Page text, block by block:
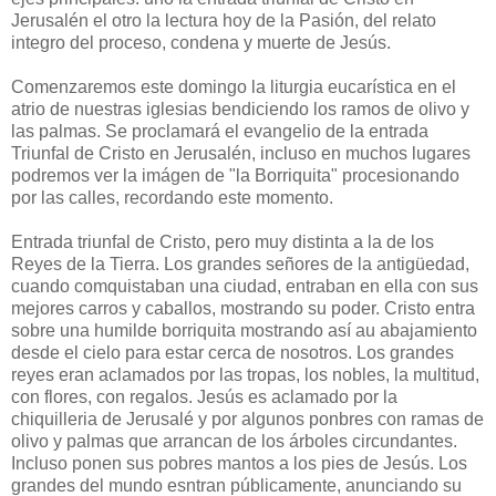
Jerusalén el otro la lectura hoy de la Pasión, del relato
integro del proceso, condena y muerte de Jesús.
Comenzaremos este domingo la liturgia eucarística en el
atrio de nuestras iglesias bendiciendo los ramos de olivo y
las palmas. Se proclamará el evangelio de la entrada
Triunfal de Cristo en Jerusalén, incluso en muchos lugares
podremos ver la imágen de "la Borriquita" procesionando
por las calles, recordando este momento.
Entrada triunfal de Cristo, pero muy distinta a la de los
Reyes de la Tierra. Los grandes señores de la antigüedad,
cuando comquistaban una ciudad, entraban en ella con sus
mejores carros y caballos, mostrando su poder. Cristo entra
sobre una humilde borriquita mostrando así au abajamiento
desde el cielo para estar cerca de nosotros. Los grandes
reyes eran aclamados por las tropas, los nobles, la multitud,
con flores, con regalos. Jesús es aclamado por la
chiquilleria de Jerusalé y por algunos ponbres con ramas de
olivo y palmas que arrancan de los árboles circundantes.
Incluso ponen sus pobres mantos a los pies de Jesús. Los
grandes del mundo esntran públicamente, anunciando su